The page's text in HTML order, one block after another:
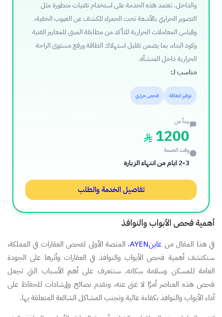
والداخل. تعتمد هذه الخدمة على استخدام تقنيات متطورة مثل
التصوير الحراري بالأشعة تحت الحمراء للكشف عن العيوب الخفية،
وقياس المعاملات الحرارية للتأكد من مطابقة المبنى للمعايير الفنية
وكود البناء، بما يضمن تقليل استهلاك الطاقة ورفع مستوى الراحة
الحرارية داخل المنشأة.
مناسب لـ:
توفير الطاقة فحص حراري
وقت الخدمة
2-3 ايام من انتهاء الزيارة
يبدأ من
1200
تفاصيل الخدمة والطلب
أهمية فحص الأبواب والنوافذ
في هذا المقال من عاينAYEN
، المنصة الأولى لفحص العقارات في المملكة،
سنكتشف أهمية فحص الأبواب والنوافذ في العقارات وأثرها على الجودة
العامة للمسكن وسلامة سكانه. سنتعرف على أهم الأسباب التي تجعل
فحص هذه العناصر أمرًا لا غنى عنه، ونقدم نصائح وإرشادات للحفاظ على
أداء الأبواب والنوافذ بكفاءة عالية وتجنب المشاكل الشائعة المتعلقة بها.